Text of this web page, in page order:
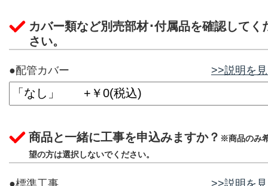
カバー類など別売部材･付属品を確認してく
さい。
●配管カバー >>説明を
商品と一緒に工事を申込みますか？ ※商品のみ
望の方は選択しないでください。
●標準工事 >>説明を